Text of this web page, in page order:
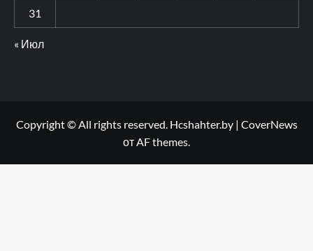
31
« Июл
Copyright © All rights reserved. Hcshahter.by | CoverNews
от AF themes.